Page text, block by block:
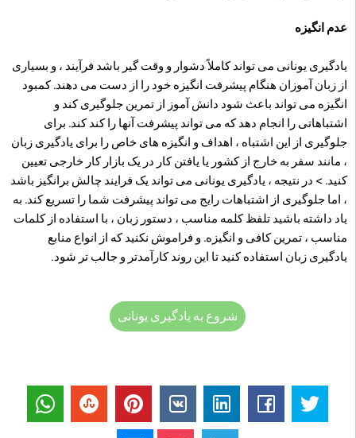
عدم انگیزه
یادگیری یونانی می تواند کاملاً دشوار و وقت گیر باشد فرآیند ، و بسیاری
از زبان آموزان هنگام پیشرفت انگیزه خود را از دست می دهند. کمبود
انگیزه می تواند باعث شود دانش آموز از تمرین جلوگیری کند و
اشتباهاتی را انجام دهد که می تواند پیشرفت آنها را کند کند. برای
جلوگیری از این اشتباه ، اهداف و انگیزه های خاص را برای یادگیری زبان
، مانند سفر به خارج از کشور یا یافتن کار در یک بازار کار خارجی تعیین
کنید. > در نتیجه ، یادگیری یونانی می تواند یک فرایند چالش برانگیز باشد
، اما جلوگیری از اشتباهات رایج می تواند پیشرفت شما را تسریع کند. به
یاد داشته باشید تلفظ کلمه مناسب ، دستور زبان ، با استفاده از کلمات
مناسب ، تمرین کافی و انگیزه. و فراموش نکنید که از انواع منابع
یادگیری زبان استفاده کنید تا این روند کارآمدتر و جالب تر شود.
شروع به یادگیری یونانی